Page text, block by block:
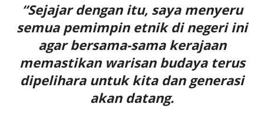
“Sejajar dengan itu, saya menyeru
semua pemimpin etnik di negeri ini
agar bersama-sama kerajaan
memastikan warisan budaya terus
dipelihara untuk kita dan generasi
akan datang.